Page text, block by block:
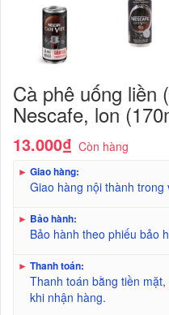
Cà phê uống liền
Nescafe, lon
13.000₫ Còn hàng
► Giao hàng:
Giao hàng nội thành trong
► Bảo hành:
Bảo hành theo phiếu bảo
► Thanh toán:
Thanh toán bằng tiền
khi nhận hàng.